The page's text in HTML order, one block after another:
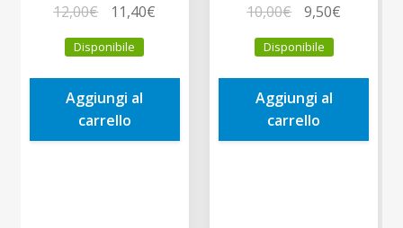
12,00€
prezzo
originale
era:
12,00€.
11,40€
è:
Disponibile
Aggiungi al
carrello
10,00€
prezzo
originale
era:
10,00€.
9,50€
è:
Disponibile
Aggiungi al
carrello